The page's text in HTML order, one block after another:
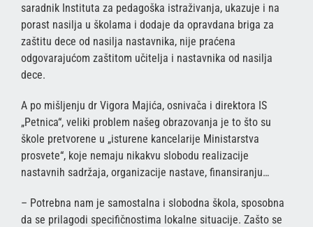
saradnik Instituta za pedagoška istraživanja, ukazuje i na
porast nasilja u školama i dodaje da opravdana briga za
zaštitu dece od nasilja nastavnika, nije praćena
odgovarajućom zaštitom učitelja i nastavnika od nasilja
dece.
A po mišljenju dr Vigora Majića, osnivača i direktora IS
„Petnica“, veliki problem našeg obrazovanja je to što su
škole pretvorene u „isturene kancelarije Ministarstva
prosvete“, koje nemaju nikakvu slobodu realizacije
nastavnih sadržaja, organizacije nastave, finansiranju…
– Potrebna nam je samostalna i slobodna škola, sposobna
da se prilagodi specifičnostima lokalne situacije. Zašto se